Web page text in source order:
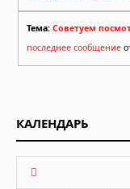
Тема: Советуем
последнее сообщение
КАЛЕНДАРЬ